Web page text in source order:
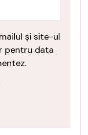
și site-ul
pentru data